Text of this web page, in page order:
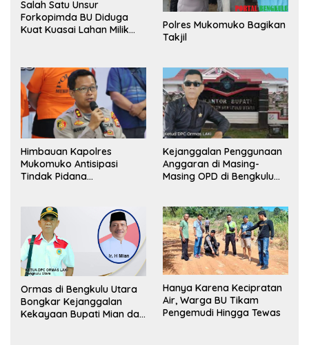
Salah Satu Unsur
Forkopimda BU Diduga
Kuat Kuasai Lahan Milik
Polres Mukomuko Bagikan
Takjil
Himbauan Kapolres
Mukomuko Antisipasi
Tindak Pidana
Kejanggalan Penggunaan
Anggaran di Masing-
Masing OPD di Bengkulu
Ormas di Bengkulu Utara
Bongkar Kejanggalan
Kekayaan Bupati Mian dan
Hanya Karena Kecipratan
Air, Warga BU Tikam
Pengemudi Hingga Tewas